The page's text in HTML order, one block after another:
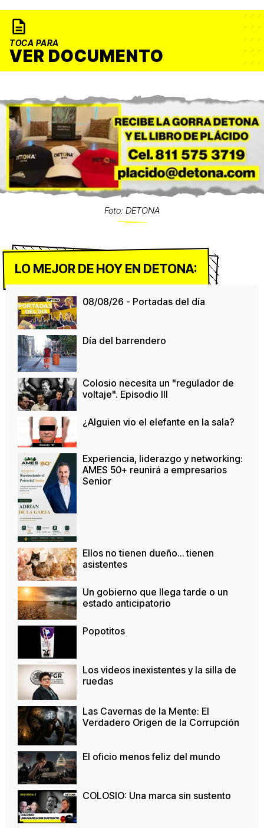
TOCA PARA
VER DOCUMENTO
Foto: DETONA
LO MEJOR DE HOY EN DETONA:
08/08/26 - Portadas del día
Día del barrendero
Colosio necesita un "regulador de
voltaje". Episodio III
¿Alguien vio el elefante en la sala?
Experiencia, liderazgo y networking:
AMES 50+ reunirá a empresarios
Senior
Ellos no tienen dueño… tienen
asistentes
Un gobierno que llega tarde o un
estado anticipatorio
Popotitos
Los videos inexistentes y la silla de
ruedas
Las Cavernas de la Mente: El
Verdadero Origen de la Corrupción
El oficio menos feliz del mundo
COLOSIO: Una marca sin sustento